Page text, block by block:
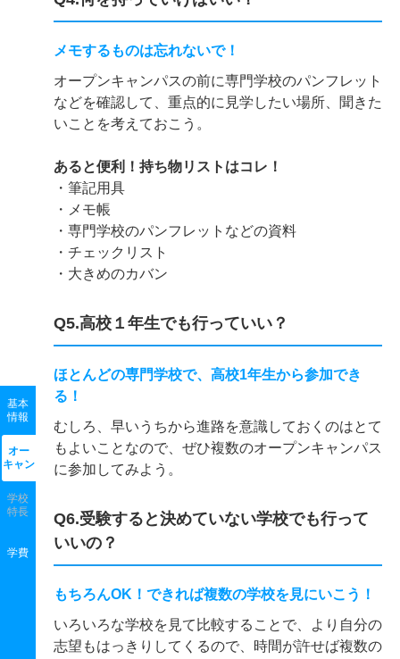
基本
情報
オー
キャン
学校
特長
学費
メモするものは忘れないで！
オープンキャンパスの前に専門学校のパンフレット
などを確認して、重点的に見学したい場所、聞きた
いことを考えておこう。
あると便利！持ち物リストはコレ！
・筆記用具
・メモ帳
・専門学校のパンフレットなどの資料
・チェックリスト
・大きめのカバン
Q5.高校１年生でも行っていい？
ほとんどの専門学校で、高校1年生から参加でき
る！
むしろ、早いうちから進路を意識しておくのはとて
もよいことなので、ぜひ複数のオープンキャンパス
に参加してみよう。
Q6.受験すると決めていない学校でも行って
いいの？
もちろんOK！できれば複数の学校を見にいこう！
いろいろな学校を見て比較することで、より自分の
志望もはっきりしてくるので、時間が許せば複数の